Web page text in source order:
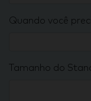
Quando você
Tamanho do